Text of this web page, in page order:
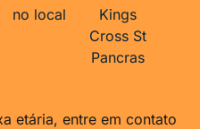
no local
Kings
Cross St
Pancras
etária, entre em contato